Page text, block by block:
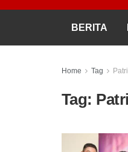
BERITA
Home Tag
Tag: